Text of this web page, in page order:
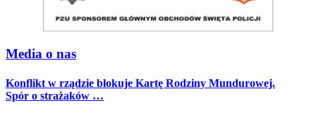
Media o nas
Konflikt w rządzie blokuje Kartę Rodziny Mundurowej.
Spór o strażaków …